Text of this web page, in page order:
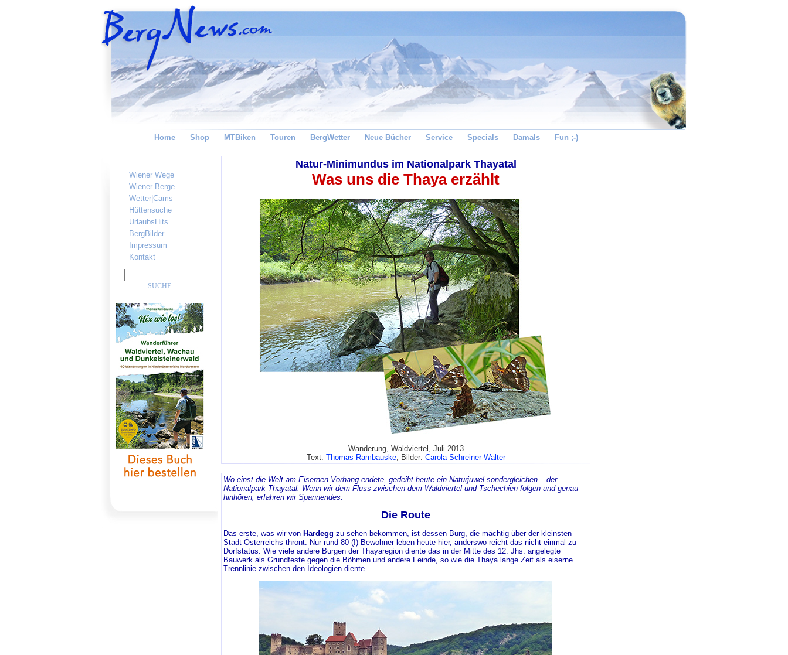
Home Shop MTBiken Touren BergWetter Neue Bücher Service Specials Damals Fun ;-)
Wiener Wege
Wiener Berge
Wetter|Cams
Hüttensuche
UrlaubsHits
BergBilder
Impressum
Kontakt
Natur-Minimundus im Nationalpark Thayatal
Was uns die Thaya erzählt
Wanderung, Waldviertel, Juli 2013
Text: Thomas Rambauske, Bilder: Carola Schreiner-Walter
Wo einst die Welt am Eisernen Vorhang endete, gedeiht heute ein Naturjuwel sondergleichen – der
Nationalpark Thayatal. Wenn wir dem Fluss zwischen dem Waldviertel und Tschechien folgen und genau
hinhören, erfahren wir Spannendes.
Die Route
Das erste, was wir von Hardegg zu sehen bekommen, ist dessen Burg, die mächtig über der kleinsten
Stadt Österreichs thront. Nur rund 80 (!) Bewohner leben heute hier, anderswo reicht das nicht einmal zu
Dorfstatus. Wie viele andere Burgen der Thayaregion diente das in der Mitte des 12. Jhs. angelegte
Bauwerk als Grundfeste gegen die Böhmen und andere Feinde, so wie die Thaya lange Zeit als eiserne
Trennlinie zwischen den Ideologien diente.